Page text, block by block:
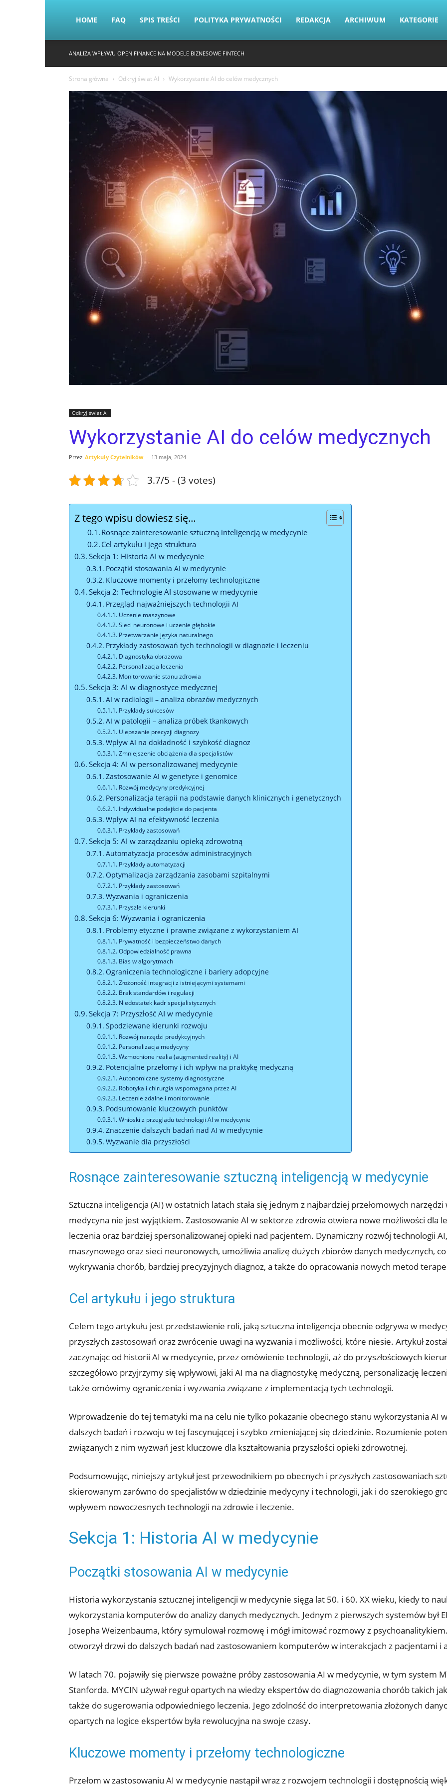
HOME FAQ SPIS TREŚCI POLITYKA PRYWATNOŚCI REDAKCJA ARCHIWUM KATEGORIE
ANALIZA WPŁYWU OPEN FINANCE NA MODELE BIZNESOWE FINTECH
Strona główna Odkryj świat AI Wykorzystanie AI do celów medycznych
Odkryj świat AI
Wykorzystanie AI do celów medycznych
Przez Artykuły Czytelników - 13 maja, 2024
3.7/5 - (3 votes)
Z tego wpisu dowiesz się…
Rosnące zainteresowanie sztuczną inteligencją w medycynie
Cel artykułu i jego struktura
Sekcja 1: Historia AI w medycynie
Początki stosowania AI w medycynie
Kluczowe momenty i przełomy technologiczne
Sekcja 2: Technologie AI stosowane w medycynie
Przegląd najważniejszych technologii AI
Uczenie maszynowe
Sieci neuronowe i uczenie głębokie
Przetwarzanie języka naturalnego
Przykłady zastosowań tych technologii w diagnozie i leczeniu
Diagnostyka obrazowa
Personalizacja leczenia
Monitorowanie stanu zdrowia
Sekcja 3: AI w diagnostyce medycznej
AI w radiologii – analiza obrazów medycznych
Przykłady sukcesów
AI w patologii – analiza próbek tkankowych
Ulepszanie precyzji diagnozy
Wpływ AI na dokładność i szybkość diagnoz
Zmniejszenie obciążenia dla specjalistów
Sekcja 4: AI w personalizowanej medycynie
Zastosowanie AI w genetyce i genomice
Rozwój medycyny predykcyjnej
Personalizacja terapii na podstawie danych klinicznych i genetycznych
Indywidualne podejście do pacjenta
Wpływ AI na efektywność leczenia
Przykłady zastosowań
Sekcja 5: AI w zarządzaniu opieką zdrowotną
Automatyzacja procesów administracyjnych
Przykłady automatyzacji
Optymalizacja zarządzania zasobami szpitalnymi
Przykłady zastosowań
Wyzwania i ograniczenia
Przyszłe kierunki
Sekcja 6: Wyzwania i ograniczenia
Problemy etyczne i prawne związane z wykorzystaniem AI
Prywatność i bezpieczeństwo danych
Odpowiedzialność prawna
Bias w algorytmach
Ograniczenia technologiczne i bariery adopcyjne
Złożoność integracji z istniejącymi systemami
Brak standardów i regulacji
Niedostatek kadr specjalistycznych
Sekcja 7: Przyszłość AI w medycynie
Spodziewane kierunki rozwoju
Rozwój narzędzi predykcyjnych
Personalizacja medycyny
Wzmocnione realia (augmented reality) i AI
Potencjalne przełomy i ich wpływ na praktykę medyczną
Autonomiczne systemy diagnostyczne
Robotyka i chirurgia wspomagana przez AI
Leczenie zdalne i monitorowanie
Podsumowanie kluczowych punktów
Wnioski z przeglądu technologii AI w medycynie
Znaczenie dalszych badań nad AI w medycynie
Wyzwanie dla przyszłości
Rosnące zainteresowanie sztuczną inteligencją w medycynie
Sztuczna inteligencja (AI) w ostatnich latach stała się jednym z najbardziej przełomowych
medycyna nie jest wyjątkiem. Zastosowanie AI w sektorze zdrowia otwiera nowe możliwości dla
leczenia oraz bardziej spersonalizowanej opieki nad pacjentem. Dynamiczny rozwój technologii
maszynowego oraz sieci neuronowych, umożliwia analizę dużych zbiorów danych medycznych,
wykrywania chorób, bardziej precyzyjnych diagnoz, a także do opracowania nowych metod
Cel artykułu i jego struktura
Celem tego artykułu jest przedstawienie roli, jaką sztuczna inteligencja obecnie odgrywa w
przyszłych zastosowań oraz zwrócenie uwagi na wyzwania i możliwości, które niesie. Artykuł
zaczynając od historii AI w medycynie, przez omówienie technologii, aż do przyszłościowych
szczegółowo przyjrzymy się wpływowi, jaki AI ma na diagnostykę medyczną, personalizację
także omówimy ograniczenia i wyzwania związane z implementacją tych technologii.
Wprowadzenie do tej tematyki ma na celu nie tylko pokazanie obecnego stanu wykorzystania AI
dalszych badań i rozwoju w tej fascynującej i szybko zmieniającej się dziedzinie. Rozumienie
związanych z nim wyzwań jest kluczowe dla kształtowania przyszłości opieki zdrowotnej.
Podsumowując, niniejszy artykuł jest przewodnikiem po obecnych i przyszłych zastosowaniach
skierowanym zarówno do specjalistów w dziedzinie medycyny i technologii, jak i do szerokiego
wpływem nowoczesnych technologii na zdrowie i leczenie.
Sekcja 1: Historia AI w medycynie
Początki stosowania AI w medycynie
Historia wykorzystania sztucznej inteligencji w medycynie sięga lat 50. i 60. XX wieku, kiedy to
wykorzystania komputerów do analizy danych medycznych. Jednym z pierwszych systemów był
Josepha Weizenbauma, który symulował rozmowę i mógł imitować rozmowy z
otworzył drzwi do dalszych badań nad zastosowaniem komputerów w interakcjach z pacjentami i
W latach 70. pojawiły się pierwsze poważne próby zastosowania AI w medycynie, w tym system
Stanforda. MYCIN używał reguł opartych na wiedzy ekspertów do diagnozowania chorób takich
także do sugerowania odpowiedniego leczenia. Jego zdolność do interpretowania złożonych
opartych na logice ekspertów była rewolucyjna na swoje czasy.
Kluczowe momenty i przełomy technologiczne
Przełom w zastosowaniu AI w medycynie nastąpił wraz z rozwojem technologii i dostępnością